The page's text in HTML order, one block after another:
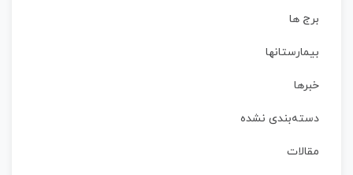
برج ها
بیمارستانها
خبرها
دسته‌بندی نشده
مقالات